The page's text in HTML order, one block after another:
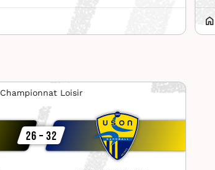
Championnat Loisir
26 – 32